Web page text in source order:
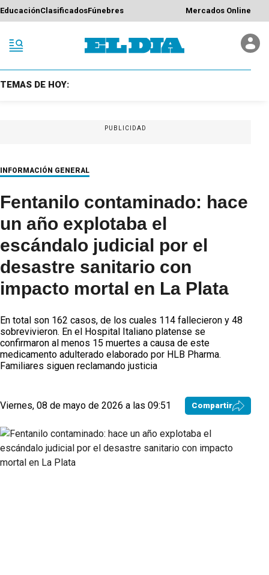
EducaciónClasificadosFúnebres Mercados Online
TEMAS DE HOY:
PUBLICIDAD
INFORMACIÓN GENERAL
Fentanilo contaminado: hace
un año explotaba el
escándalo judicial por el
desastre sanitario con
impacto mortal en La Plata
En total son 162 casos, de los cuales 114 fallecieron y 48
sobrevivieron. En el Hospital Italiano platense se
confirmaron al menos 15 muertes a causa de este
medicamento adulterado elaborado por HLB Pharma.
Familiares siguen reclamando justicia
Viernes, 08 de mayo de 2026 a las 09:51 Compartir